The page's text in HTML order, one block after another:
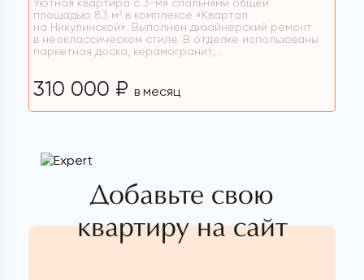
Уютная квартира с 3-мя спальнями общей
площадью 83 м² в комплексе «Квартал
на Никулинской». Выполнен дизайнерский ремонт
в неоклассическом стиле. В отделке использованы
паркетная доска, керамогранит,...
310 000 ₽ в месяц
Добавьте свою
квартиру на сайт